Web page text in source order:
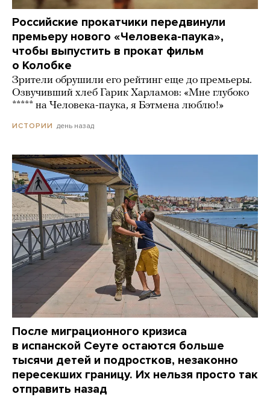
Российские прокатчики передвинули
премьеру нового «Человека-паука»,
чтобы выпустить в прокат фильм
о Колобке
Зрители обрушили его рейтинг еще до премьеры.
Озвучивший хлеб Гарик Харламов: «Мне глубоко
***** на Человека-паука, я Бэтмена люблю!»
ИСТОРИИ день назад
После миграционного кризиса
в испанской Сеуте остаются больше
тысячи детей и подростков, незаконно
пересекших границу. Их нельзя просто так
отправить назад